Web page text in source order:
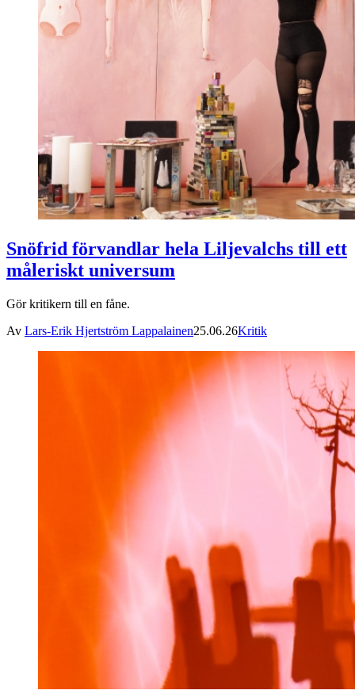
Snöfrid förvandlar hela Liljevalchs till ett
måleriskt universum
Gör kritikern till en fåne.
Av Lars-Erik Hjertström Lappalainen25.06.26Kritik